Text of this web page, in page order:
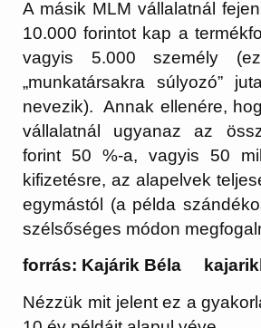
A másik MLM vállalatnál
10.000 forintot kap a
vagyis 5.000 személy
„munkatársakra súlyozó”
nevezik). Annak ellenére,
vállalatnál ugyanaz az
forint 50 %-a, vagyis 50
kifizetésre, az alapelvek
egymástól (a példa
szélsőséges módon
forrás: Kajárik Béla
Nézzük mit jelent ez a